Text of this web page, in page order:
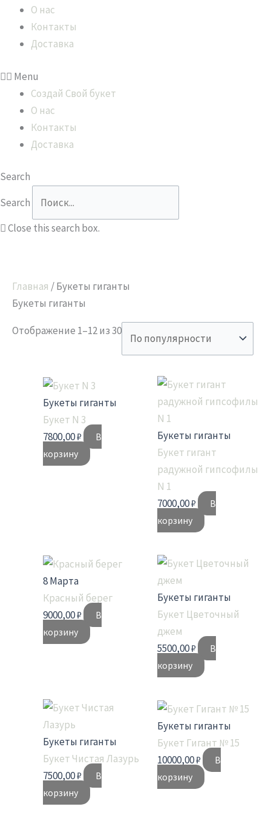
О нас
Контакты
Доставка
Menu
Создай Свой букет
О нас
Контакты
Доставка
Search
Search
Close this search box.
Главная / Букеты гиганты
Букеты гиганты
Отображение 1–12 из 30
Букеты гиганты
Букет N 3
7800,00₽
В
корзину
Букеты гиганты
Букет гигант
радужной гипсофилы
N 1
7000,00₽
В
корзину
8 Марта
Красный берег
9000,00₽
В
корзину
Букеты гиганты
Букет Цветочный
джем
5500,00₽
В
корзину
Букеты гиганты
Букет Чистая Лазурь
7500,00₽
В
корзину
Букеты гиганты
Букет Гигант № 15
10000,00₽
В
корзину